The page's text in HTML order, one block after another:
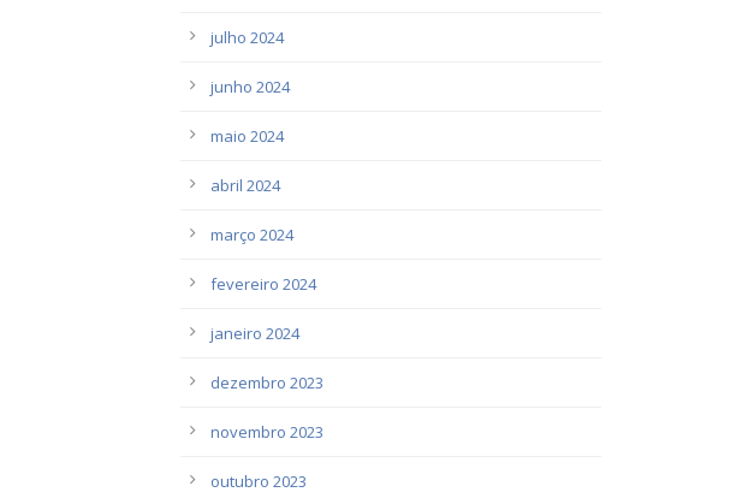
julho 2024
junho 2024
maio 2024
abril 2024
março 2024
fevereiro 2024
janeiro 2024
dezembro 2023
novembro 2023
outubro 2023